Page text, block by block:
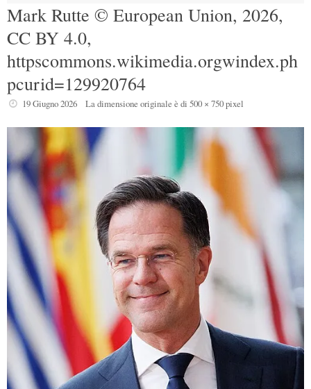
Mark Rutte © European Union, 2026,
CC BY 4.0,
httpscommons.wikimedia.orgwindex.ph
pcurid=129920764
19 Giugno 2026 La dimensione originale è di 500 × 750pixel